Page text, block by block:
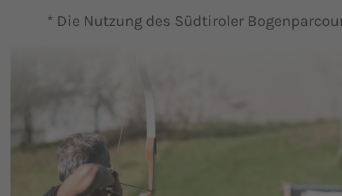
* Die Nutzung des Südtiroler